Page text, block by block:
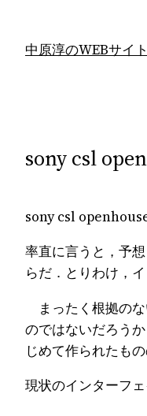
中原淳のWEBサイ
sony csl
sony csl
率直に言うと，予
らだ．とりわけ，
まったく根拠の
のではないだろう
じめて作られたも
現状のインターフ